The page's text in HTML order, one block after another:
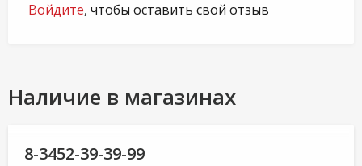
Войдите, чтобы оставить свой отзыв
Наличие в магазинах
8-3452-39-39-99